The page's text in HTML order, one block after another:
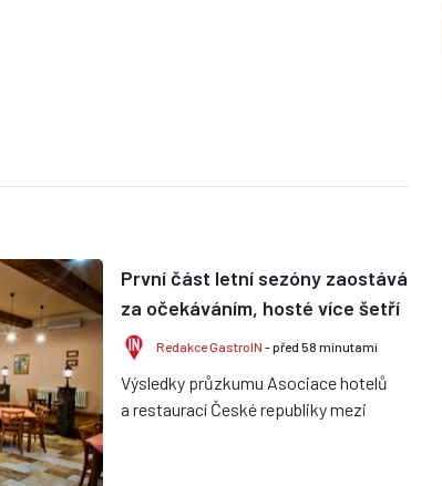
První část letní sezóny zaostává
za očekáváním, hosté více šetří
Redakce GastroIN - před 58 minutami
Výsledky průzkumu Asociace hotelů
a restaurací České republiky mezi